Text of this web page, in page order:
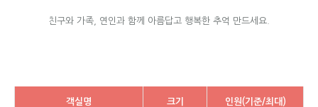
친구와 가족, 연인과 함께 아름답고 행복한 추억 만드세요.
객실명 크기 인원(기준/최대)